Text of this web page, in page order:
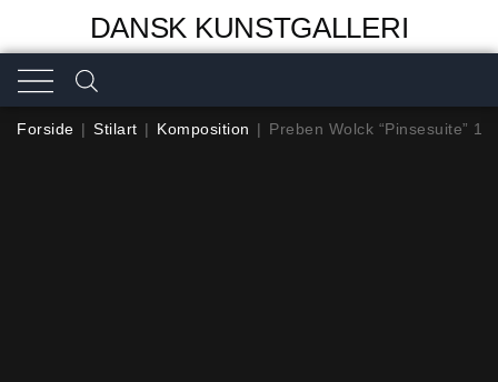
DANSK KUNSTGALLERI
Forside | Stilart | Komposition | Preben Wolck “Pinsesuite”